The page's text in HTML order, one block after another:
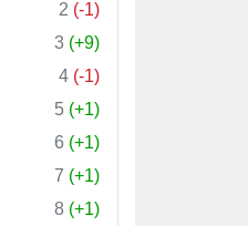
2 (-1)
3 (+9)
4 (-1)
5 (+1)
6 (+1)
7 (+1)
8 (+1)